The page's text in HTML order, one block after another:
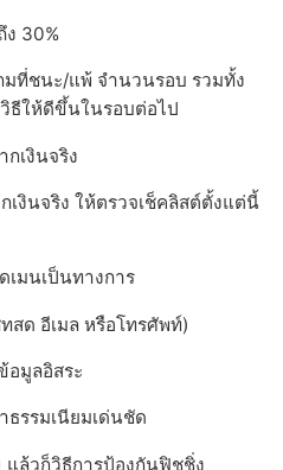
30%
มที่ชนะ/แพ้ จำนวนรอบ รวมทั้ง
ธีให้ดีขึ้นในรอบต่อไป
เงินจริง
งินจริง ให้ตรวจเช็คลิสต์ตั้งแต่นี้
เมนเป็นทางการ
ด อีเมล หรือโทรศัพท์)
อมูลอิสระ
รรมเนียมเด่นชัด
ล้วก็วิธีการป้องกันฟิชชิ่ง